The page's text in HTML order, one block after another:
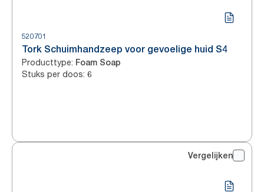
520701
Tork Schuimhandzeep voor gevoelige huid S4
Producttype: Foam Soap
Stuks per doos: 6
Vergelijken